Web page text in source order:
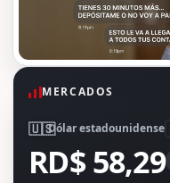
MERCADOS
🇺🇸Dólar estadounidense
RD$ 58,29